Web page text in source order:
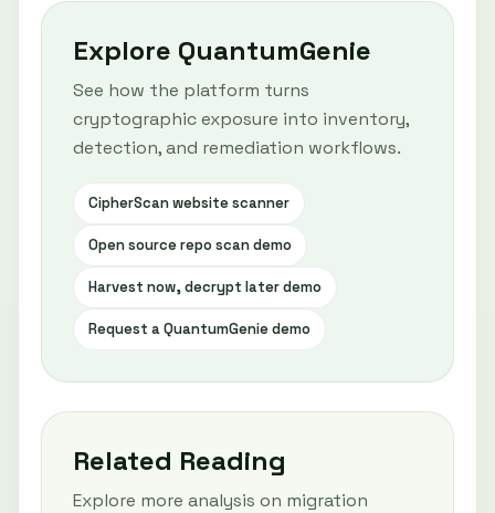
Explore QuantumGenie
See how the platform turns
cryptographic exposure into inventory,
detection, and remediation workflows.
CipherScan website scanner
Open source repo scan demo
Harvest now, decrypt later demo
Request a QuantumGenie demo
Related Reading
Explore more analysis on migration